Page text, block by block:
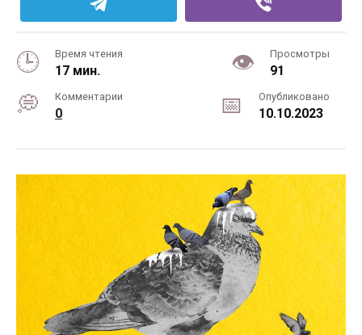
Время чтения
17 мин.
Просмотры
91
Комментарии
0
Опубликовано
10.10.2023